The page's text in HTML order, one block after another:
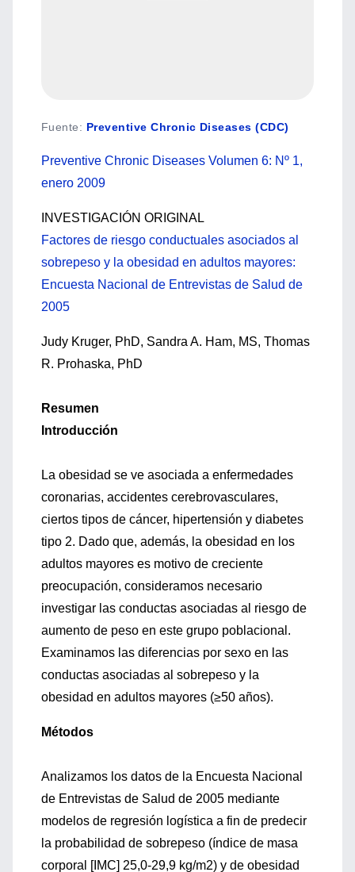
Fuente: Preventive Chronic Diseases (CDC)
Preventive Chronic Diseases Volumen 6: Nº 1,
enero 2009
INVESTIGACIÓN ORIGINAL
Factores de riesgo conductuales asociados al
sobrepeso y la obesidad en adultos mayores:
Encuesta Nacional de Entrevistas de Salud de
2005
Judy Kruger, PhD, Sandra A. Ham, MS, Thomas
R. Prohaska, PhD
Resumen
Introducción
La obesidad se ve asociada a enfermedades
coronarias, accidentes cerebrovasculares,
ciertos tipos de cáncer, hipertensión y diabetes
tipo 2. Dado que, además, la obesidad en los
adultos mayores es motivo de creciente
preocupación, consideramos necesario
investigar las conductas asociadas al riesgo de
aumento de peso en este grupo poblacional.
Examinamos las diferencias por sexo en las
conductas asociadas al sobrepeso y la
obesidad en adultos mayores (≥50 años).
Métodos
Analizamos los datos de la Encuesta Nacional
de Entrevistas de Salud de 2005 mediante
modelos de regresión logística a fin de predecir
la probabilidad de sobrepeso (índice de masa
corporal [IMC] 25,0-29,9 kg/m2) y de obesidad